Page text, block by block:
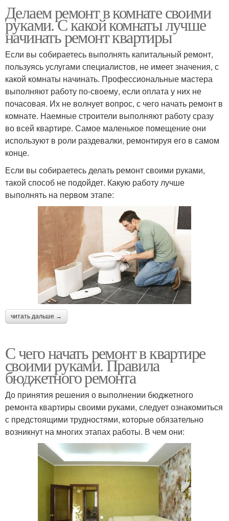
Делаем ремонт в комнате своими
руками. С какой комнаты лучше
начинать ремонт квартиры
Если вы собираетесь выполнять капитальный ремонт,
пользуясь услугами специалистов, не имеет значения, с
какой комнаты начинать. Профессиональные мастера
выполняют работу по-своему, если оплата у них не
почасовая. Их не волнует вопрос, с чего начать ремонт в
комнате. Наемные строители выполняют работу сразу
во всей квартире. Самое маленькое помещение они
используют в роли раздевалки, ремонтируя его в самом
конце.
Если вы собираетесь делать ремонт своими руками,
такой способ не подойдет. Какую работу лучше
выполнять на первом этапе:
читать дальше →
С чего начать ремонт в квартире
своими руками. Правила
бюджетного ремонта
До принятия решения о выполнении бюджетного
ремонта квартиры своими руками, следует ознакомиться
с предстоящими трудностями, которые обязательно
возникнут на многих этапах работы. В чем они: